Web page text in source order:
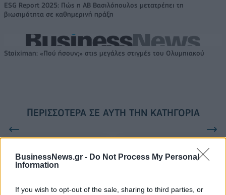
BusinessNews.gr - Do Not Process My Personal
Information
If you wish to opt-out of the sale, sharing to third parties, or
ESG Report 2025: Πώς η ΑΒ Βασιλόπουλος μετατρέπει τη
βιωσιμότητα σε καθημερινή πράξη
Stoiximan: «Πού ήσουν;» στις μεγάλες στιγμές του Ολυμπιακού
ΠΕΡΙΣΣΌΤΕΡΑ ΣΕ ΑΥΤΉ ΤΗΝ ΚΑΤΗΓΟΡΊΑ